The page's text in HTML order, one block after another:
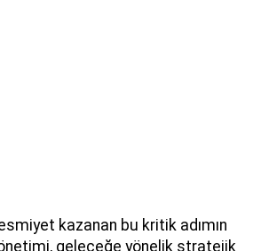
kazanan bu kritik adımın
geleceğe yönelik stratejik